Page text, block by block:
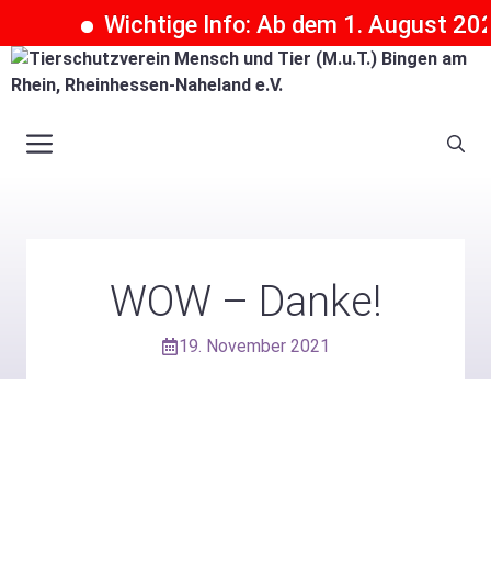
Wichtige Info: Ab dem 1. August
Zum
Inhalt
springenMenü
WOW – Danke!
19. November 2021